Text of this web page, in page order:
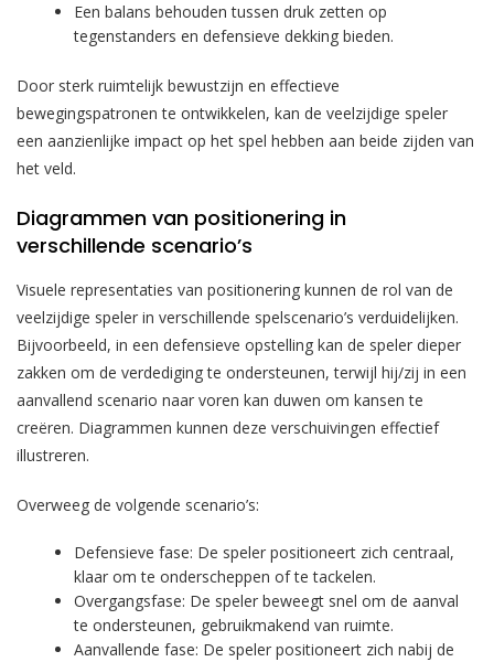
Een balans behouden tussen druk zetten op
tegenstanders en defensieve dekking bieden.
Door sterk ruimtelijk bewustzijn en effectieve
bewegingspatronen te ontwikkelen, kan de veelzijdige speler
een aanzienlijke impact op het spel hebben aan beide zijden van
het veld.
Diagrammen van positionering in
verschillende scenario’s
Visuele representaties van positionering kunnen de rol van de
veelzijdige speler in verschillende spelscenario’s verduidelijken.
Bijvoorbeeld, in een defensieve opstelling kan de speler dieper
zakken om de verdediging te ondersteunen, terwijl hij/zij in een
aanvallend scenario naar voren kan duwen om kansen te
creëren. Diagrammen kunnen deze verschuivingen effectief
illustreren.
Overweeg de volgende scenario’s:
Defensieve fase: De speler positioneert zich centraal,
klaar om te onderscheppen of te tackelen.
Overgangsfase: De speler beweegt snel om de aanval
te ondersteunen, gebruikmakend van ruimte.
Aanvallende fase: De speler positioneert zich nabij de